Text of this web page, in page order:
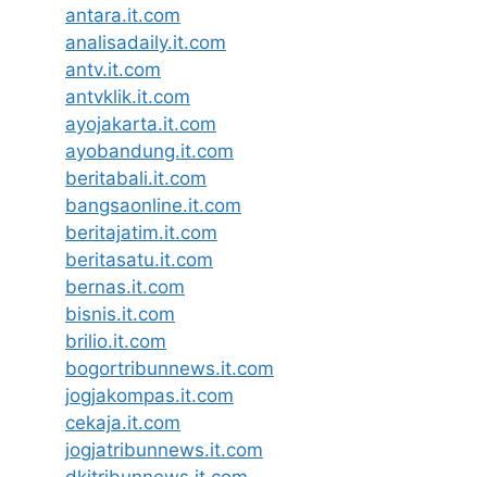
antara.it.com
analisadaily.it.com
antv.it.com
antvklik.it.com
ayojakarta.it.com
ayobandung.it.com
beritabali.it.com
bangsaonline.it.com
beritajatim.it.com
beritasatu.it.com
bernas.it.com
bisnis.it.com
brilio.it.com
bogortribunnews.it.com
jogjakompas.it.com
cekaja.it.com
jogjatribunnews.it.com